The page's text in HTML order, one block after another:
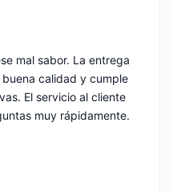
mal sabor. La entrega
calidad y cumple
El servicio al cliente
muy rápidamente.